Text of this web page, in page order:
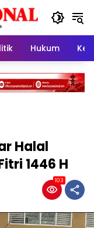
Hukum
Halal
1446 H
103